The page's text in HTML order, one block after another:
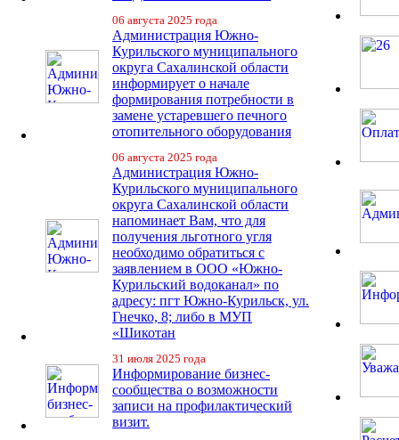
06 августа 2025 года
Администрация Южно-
Курильского муниципального
округа Сахалинской области
информирует о начале
формирования потребности в
замене устаревшего печного
отопительного оборудования
06 августа 2025 года
Администрация Южно-
Курильского муниципального
округа Сахалинской области
напоминает Вам, что для
получения льготного угля
необходимо обратиться с
заявлением в ООО «Южно-
Курильский водоканал» по
адресу: пгт Южно-Курильск, ул.
Гнечко, 8; либо в МУП
«Шикотан
31 июля 2025 года
Информирование бизнес-
сообщества о возможности
записи на профилактический
визит.